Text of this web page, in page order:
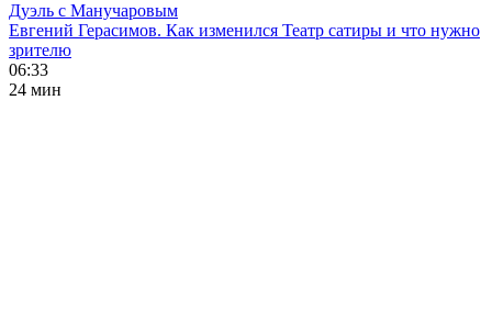
Дуэль с Манучаровым
Евгений Герасимов. Как изменился Театр сатиры и что нужно
зрителю
06:33
24 мин